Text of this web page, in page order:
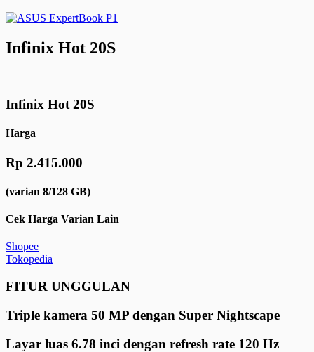
Infinix Hot 20S
Infinix Hot 20S
Harga
Rp 2.415.000
(varian 8/128 GB)
Cek Harga Varian Lain
Shopee
Tokopedia
FITUR UNGGULAN
Triple kamera 50 MP dengan Super Nightscape
Layar luas 6.78 inci dengan refresh rate 120 Hz